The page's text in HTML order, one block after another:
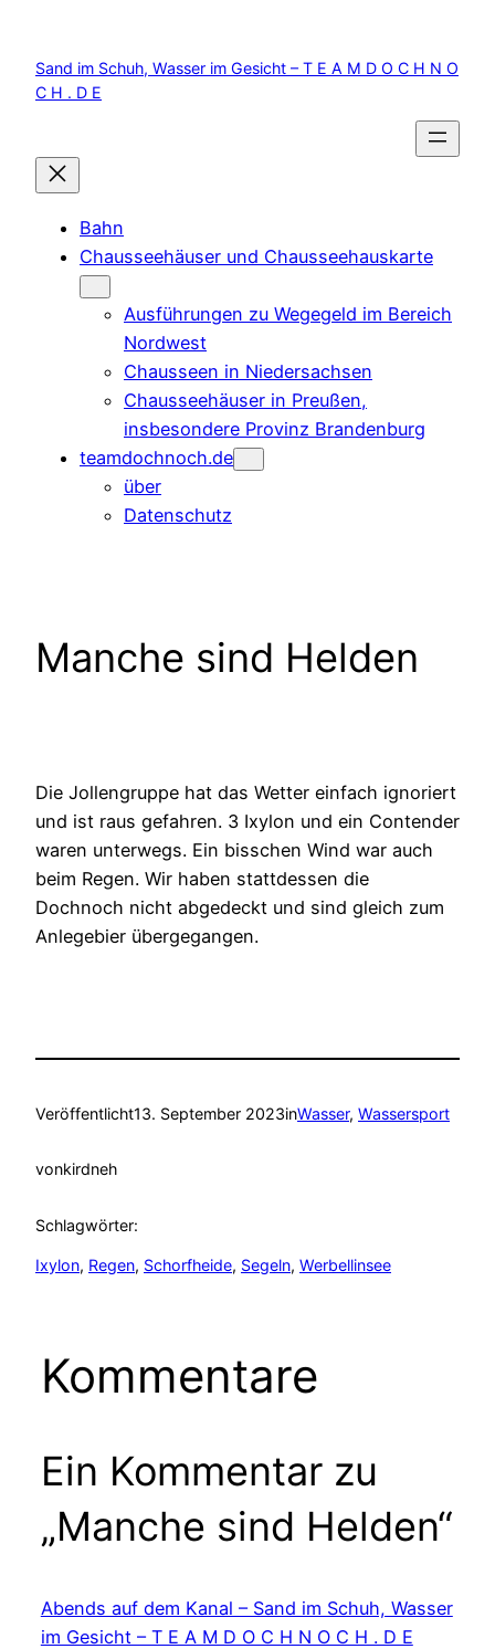
springen
Sand im Schuh, Wasser im Gesicht – T E A M D O C H N O
C H . D E
Bahn
Chausseehäuser und Chausseehauskarte
Ausführungen zu Wegegeld im Bereich
Nordwest
Chausseen in Niedersachsen
Chausseehäuser in Preußen,
insbesondere Provinz Brandenburg
teamdochnoch.de
über
Datenschutz
Manche sind Helden
Die Jollengruppe hat das Wetter einfach ignoriert
und ist raus gefahren. 3 Ixylon und ein Contender
waren unterwegs. Ein bisschen Wind war auch
beim Regen. Wir haben stattdessen die
Dochnoch nicht abgedeckt und sind gleich zum
Anlegebier übergegangen.
Veröffentlicht13. September 2023inWasser, Wassersport
vonkirdneh
Schlagwörter:
Ixylon, Regen, Schorfheide, Segeln, Werbellinsee
Kommentare
Ein Kommentar zu
„Manche sind Helden“
Abends auf dem Kanal – Sand im Schuh, Wasser
im Gesicht – T E A M D O C H N O C H . D E